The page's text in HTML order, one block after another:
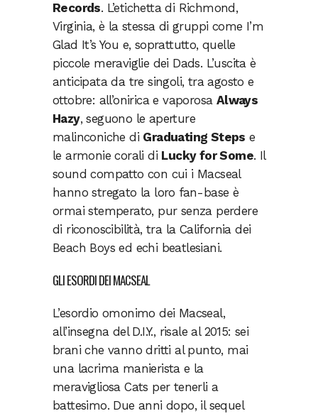
Records. L’etichetta di Richmond,
Virginia, è la stessa di gruppi come I’m
Glad It’s You e, soprattutto, quelle
piccole meraviglie dei Dads. L’uscita è
anticipata da tre singoli, tra agosto e
ottobre: all’onirica e vaporosa Always
Hazy, seguono le aperture
malinconiche di Graduating Steps e
le armonie corali di Lucky for Some. Il
sound compatto con cui i Macseal
hanno stregato la loro fan-base è
ormai stemperato, pur senza perdere
di riconoscibilità, tra la California dei
Beach Boys ed echi beatlesiani.
GLI ESORDI DEI MACSEAL
L’esordio omonimo dei Macseal,
all’insegna del D.I.Y., risale al 2015: sei
brani che vanno dritti al punto, mai
una lacrima manierista e la
meravigliosa Cats per tenerli a
battesimo. Due anni dopo, il sequel